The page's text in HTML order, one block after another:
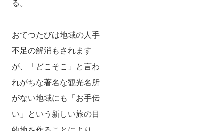
る。
おてつたびは地域の人手
不足の解消もされます
が、「どこそこ」と言わ
れがちな著名な観光名所
がない地域にも「お手伝
い」という新しい旅の目